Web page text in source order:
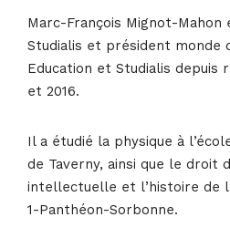
Marc-François Mignot-
Studialis et président monde
Education et Studialis depuis
et 2016.
Il a étudié la physique à
de Taverny, ainsi que le droit
intellectuelle et l’histoire de
1-Panthéon-Sorbonne.